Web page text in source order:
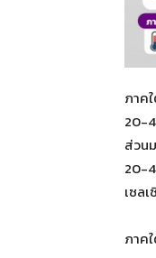
ภาค
20-
ส่วน
20-
เซล
ภาค